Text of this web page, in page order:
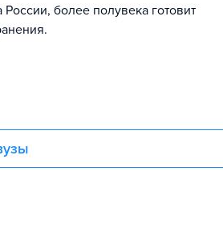
более полувека готовит